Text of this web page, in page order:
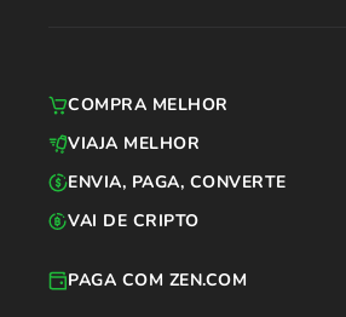
PAGA COM ZEN.COM
COMPRA MELHOR
VIAJA MELHOR
ENVIA, PAGA, CONVERTE
VAI DE CRIPTO